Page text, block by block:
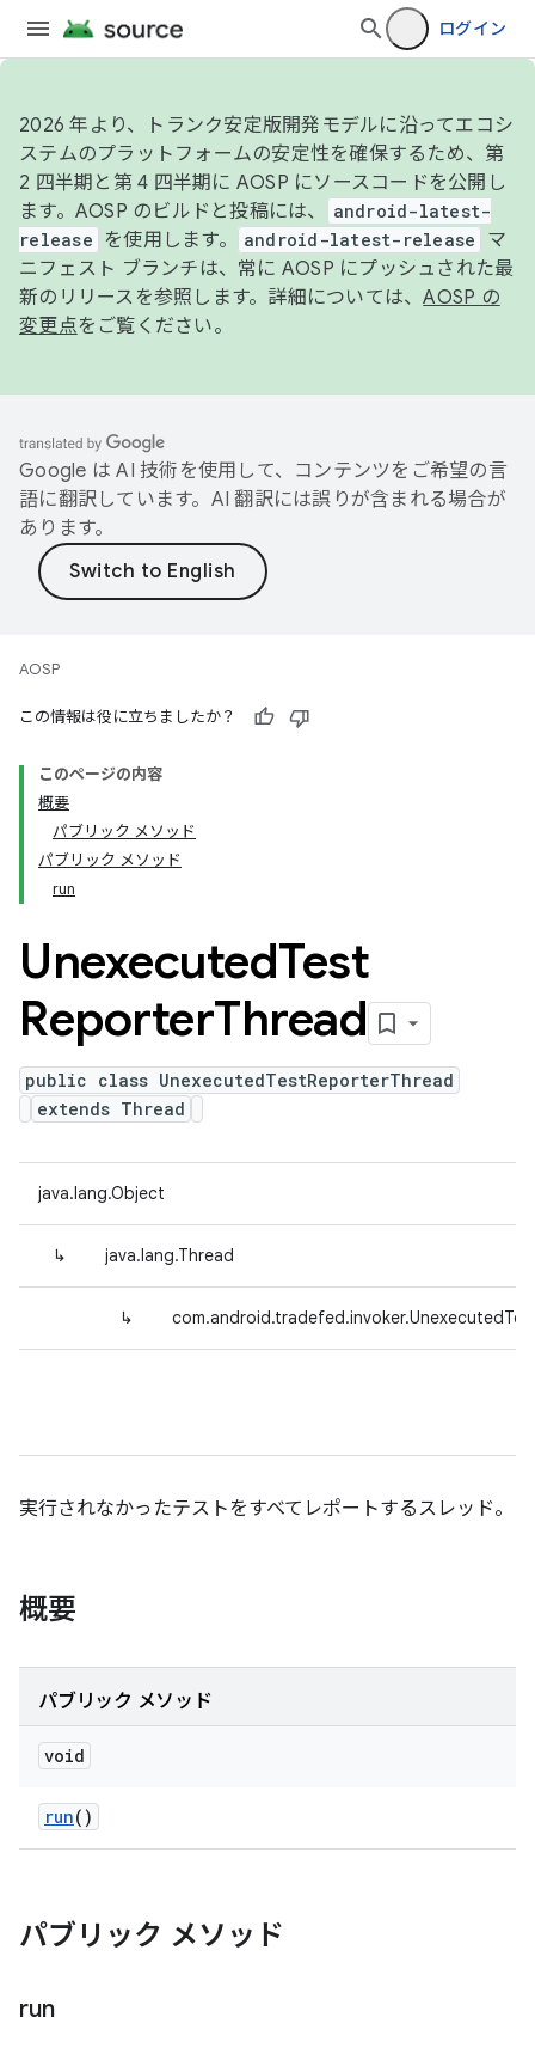
ログイン
2026 年より、トランク安定版開発モデルに沿ってエコシ
ステムのプラットフォームの安定性を確保するため、第
2 四半期と第 4 四半期に AOSP にソースコードを公開し
ます。AOSP のビルドと投稿には、
android-latest-
release
を使用します。 android-latest-release
マ
ニフェスト ブランチは、常に AOSP にプッシュされた最
新のリリースを参照します。詳細については、AOSP の
変更点をご覧ください。
Google は AI 技術を使用して、コンテンツをご希望の言
語に翻訳しています。AI 翻訳には誤りが含まれる場合が
あります。
AOSP
この情報は役に立ちましたか？
このページの内容
概要
パブリック メソッド
パブリック メソッド
run
UnexecutedTest
ReporterThread
public class UnexecutedTestReporterThread
extends Thread
java.lang.Object
↳ java.lang.Thread
↳
実行されなかったテストをすべてレポートするスレッド。
概要
パブリック メソッド
void
run()
パブリック メソッド
run